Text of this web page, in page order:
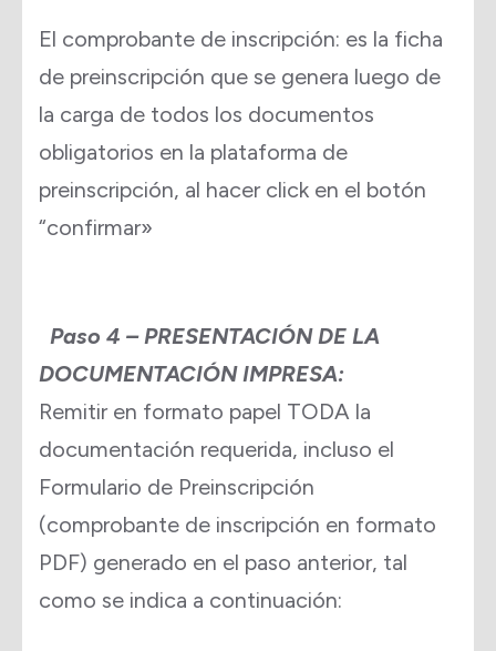
El comprobante de inscripción: es la ficha
de preinscripción que se genera luego de
la carga de todos los documentos
obligatorios en la plataforma de
preinscripción, al hacer click en el botón
“confirmar»
Paso 4 – PRESENTACIÓN DE LA
DOCUMENTACIÓN IMPRESA:
Remitir en formato papel TODA la
documentación requerida, incluso el
Formulario de Preinscripción
(comprobante de inscripción en formato
PDF) generado en el paso anterior, tal
como se indica a continuación: